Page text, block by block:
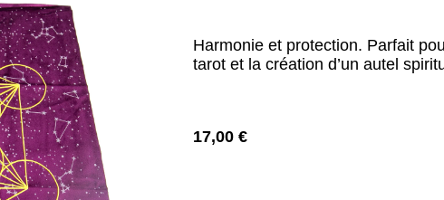
Harmonie et protection. Parfait
tarot et la création d’un autel
17,00 €